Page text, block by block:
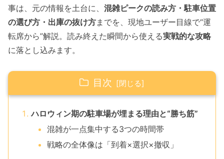
事は、元の情報を土台に、 混雑ピークの読み方・駐車位置
の選び方・出庫の抜け方までを、現地ユーザー目線で“運
転席から”解説。読み終えた瞬間から使える実戦的な攻略
に落とし込みます。
目次
ハロウィン期の駐車場が埋まる理由と“勝ち筋”
混雑が一点集中する3つの時間帯
戦略の全体像は「到着×選択×撤収」